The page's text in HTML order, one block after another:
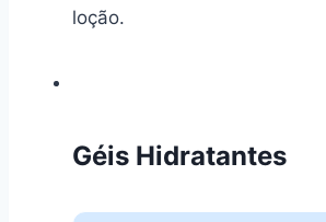
loção.
Géis Hidratantes